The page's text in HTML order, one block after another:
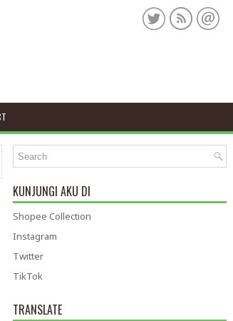
KUNJUNGI AKU DI
Shopee Collection
Instagram
Twitter
TikTok
TRANSLATE